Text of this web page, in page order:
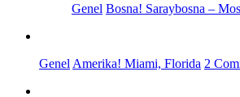
Genel Bosna! Saraybosna –
Genel Amerika! Miami, Florida 2